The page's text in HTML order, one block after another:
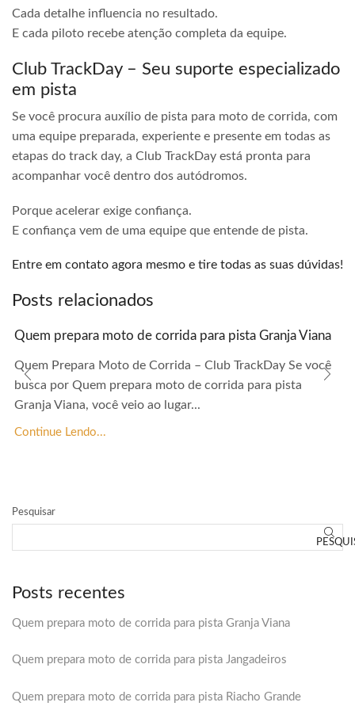
Cada detalhe influencia no resultado.
E cada piloto recebe atenção completa da equipe.
Club TrackDay – Seu suporte especializado
em pista
Se você procura auxílio de pista para moto de corrida, com
uma equipe preparada, experiente e presente em todas as
etapas do track day, a Club TrackDay está pronta para
acompanhar você dentro dos autódromos.
Porque acelerar exige confiança.
E confiança vem de uma equipe que entende de pista.
Entre em contato agora mesmo e tire todas as suas dúvidas!
Posts relacionados
Quem prepara moto de corrida para pista Granja Viana
Quem Prepara Moto de Corrida – Club TrackDay Se você
busca por Quem prepara moto de corrida para pista
Granja Viana, você veio ao lugar...
Continue Lendo...
Pesquisar
Posts recentes
Quem prepara moto de corrida para pista Granja Viana
Quem prepara moto de corrida para pista Jangadeiros
Quem prepara moto de corrida para pista Riacho Grande